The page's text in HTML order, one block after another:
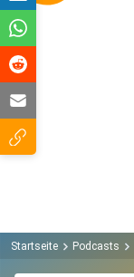
Startseite Podcasts